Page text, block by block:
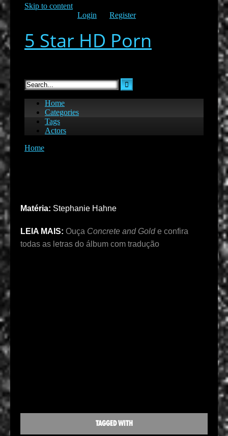
Matéria: Stephanie Hahne
LEIA MAIS: Ouça Concrete and Golde confira
todas as letras do álbum com tradução
TAGGED WITH